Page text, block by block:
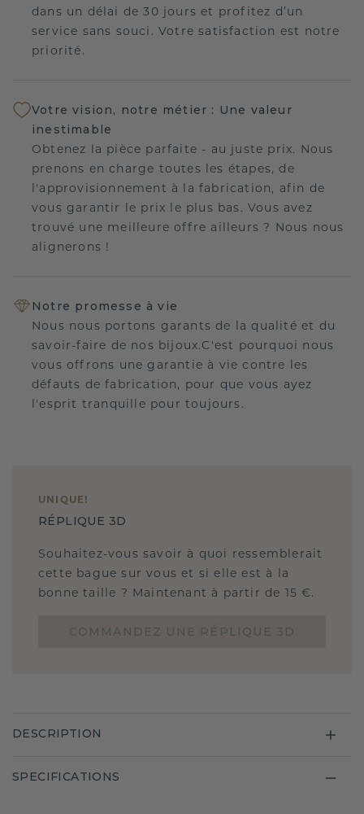
dans un délai de 30 jours et profitez d’un
service sans souci. Votre satisfaction est notre
priorité.
Votre vision, notre métier : Une valeur
inestimable
Obtenez la pièce parfaite - au juste prix. Nous
prenons en charge toutes les étapes, de
l'approvisionnement à la fabrication, afin de
vous garantir le prix le plus bas. Vous avez
trouvé une meilleure offre ailleurs ? Nous nous
alignerons !
Notre promesse à vie
Nous nous portons garants de la qualité et du
savoir-faire de nos bijoux.C'est pourquoi nous
vous offrons une garantie à vie contre les
défauts de fabrication, pour que vous ayez
l'esprit tranquille pour toujours.
UNIQUE !
RÉPLIQUE 3D
Souhaitez-vous savoir à quoi ressemblerait
cette bague sur vous et si elle est à la
bonne taille ? Maintenant à partir de 15 €.
DESCRIPTION
SPECIFICATIONS